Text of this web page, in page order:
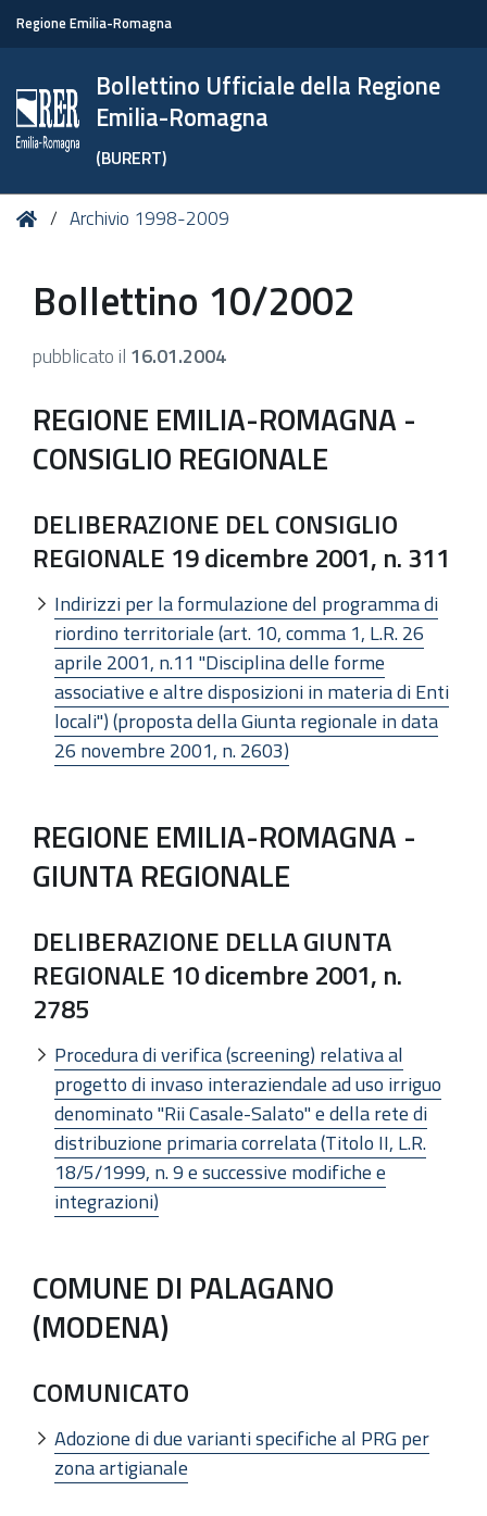
Regione Emilia-Romagna
Bollettino Ufficiale della Regione
Emilia-Romagna
(BURERT)
Tu HomeArchivio 1998-2009
Bollettino 10/2002
pubblicato il 16.01.2004
REGIONE EMILIA-ROMAGNA -
CONSIGLIO REGIONALE
DELIBERAZIONE DEL CONSIGLIO
REGIONALE 19 dicembre 2001, n. 311
Indirizzi per la formulazione del programma di
riordino territoriale (art. 10, comma 1, L.R. 26
aprile 2001, n.11 "Disciplina delle forme
associative e altre disposizioni in materia di Enti
locali") (proposta della Giunta regionale in data
26 novembre 2001, n. 2603)
REGIONE EMILIA-ROMAGNA -
GIUNTA REGIONALE
DELIBERAZIONE DELLA GIUNTA
REGIONALE 10 dicembre 2001, n.
2785
Procedura di verifica (screening) relativa al
progetto di invaso interaziendale ad uso irriguo
denominato "Rii Casale-Salato" e della rete di
distribuzione primaria correlata (Titolo II, L.R.
18/5/1999, n. 9 e successive modifiche e
integrazioni)
COMUNE DI PALAGANO
(MODENA)
COMUNICATO
Adozione di due varianti specifiche al PRG per
zona artigianale